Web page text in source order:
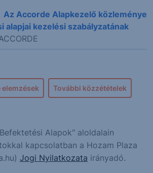
Az Accorde Alapkezelő közleménye
alapjai kezelési szabályzatának
További közzétételek
Alapok" aloldalain
kapcsolatban a Hozam Plaza
Jogi Nyilatkozata irányadó.